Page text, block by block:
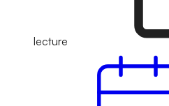
lecture